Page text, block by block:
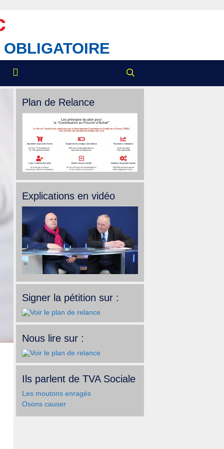
Plan de Relance
Explications en vidéo
Signer la pétition sur :
Nous lire sur :
Ils parlent de TVA Sociale
Les moutons enragés
Osons causer